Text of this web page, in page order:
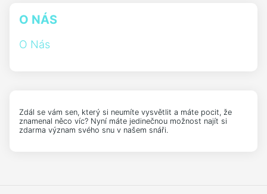
O NÁS
O Nás
Zdál se vám sen, který si neumíte vysvětlit a máte pocit, že
znamenal něco víc? Nyní máte jedinečnou možnost najít si
zdarma význam svého snu v našem snáři.